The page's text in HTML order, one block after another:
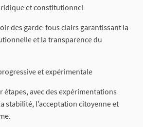
et constitutionnel
des garde-fous clairs garantissant la
et la transparence du
et expérimentale
étapes, avec des expérimentations
stabilité, l’acceptation citoyenne et